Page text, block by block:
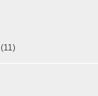
(11)